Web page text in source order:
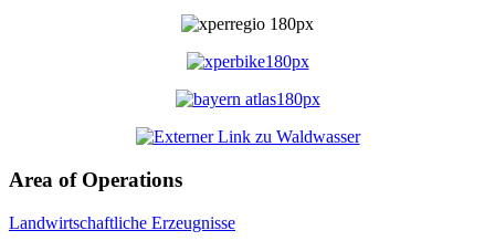
Area of Operations
Landwirtschaftliche Erzeugnisse